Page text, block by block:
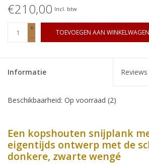
€210,00 Incl. btw
+
-
TOEVOEGEN AAN WINKELWAGEN
Informatie Reviews
Beschikbaarheid: Op voorraad (2)
Een kopshouten snijplank
eigentijds ontwerp met de
donkere, zwarte wengé